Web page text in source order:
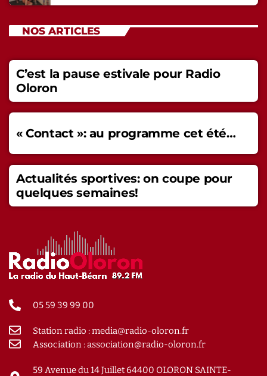
NOS ARTICLES
C’est la pause estivale pour Radio
Oloron
« Contact »: au programme cet été…
Actualités sportives: on coupe pour
quelques semaines!
05 59 39 99 00
Station radio : media@radio-oloron.fr
Association : association@radio-oloron.fr
59 Avenue du 14 Juillet 64400 OLORON SAINTE-